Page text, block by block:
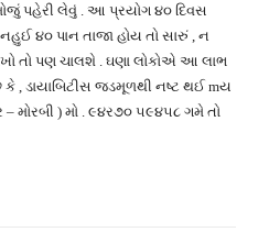
પહેરી લેવું . આ પ્રયોગ ૪૦ દિવસ
૪૦ પાન તાજા હોય તો સારું , ન
તો પણ ચાલશે . ઘણા લોકોએ આ લાભ
, ડાયાબિટીસ જડમૂળથી નષ્ટ થઈ mય
મોરબી ) મો . ૯૪ર૭૦ ૫૯૪૫૮ ગમે તો